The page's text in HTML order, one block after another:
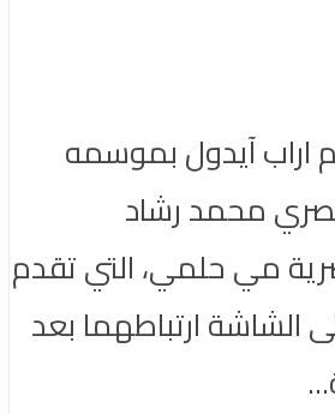
آيدول بموسمه
محمد رشاد
مي حلمي، التي تقدم
الشاشة ارتباطهما بعد